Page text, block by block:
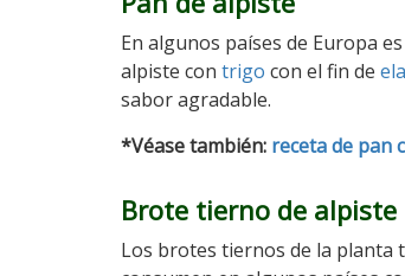
En algunos países de Europa
alpiste con trigo con el fin de
sabor agradable.
*Véase también: receta de pan
Brote tierno de alpiste
Los brotes tiernos de la planta